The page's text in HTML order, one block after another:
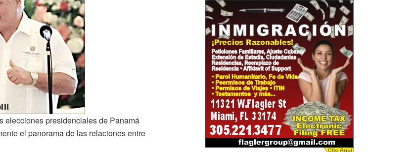
elecciones presidenciales de Panamá
el panorama de las relaciones entre